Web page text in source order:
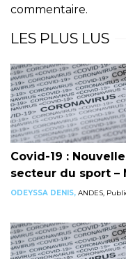
commentaire.
LES PLUS LUS
Covid-19 :
secteur du sport –
ODEYSSA DENIS, ANDES,